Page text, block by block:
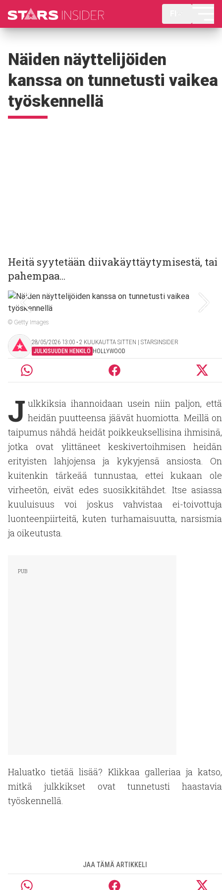
Näiden näyttelijöiden
kanssa on tunnetusti vaikea
työskennellä
Heitä syytetään diivakäyttäytymisestä, tai
pahempaa...
© Getty Images
28/05/2026 13:00 ‧ 2 KUUKAUTTA SITTEN | STARSINSIDER
JULKISUUDEN HENKILÖ HOLLYWOOD
J ulkkiksia ihannoidaan usein niin paljon, että
heidän puutteensa jäävät huomiotta. Meillä on
taipumus nähdä heidät poikkeuksellisina ihmisinä,
jotka ovat ylittäneet keskivertoihmisen heidän
erityisten lahjojensa ja kykyjensä ansiosta. On
kuitenkin tärkeää tunnustaa, ettei kukaan ole
virheetön, eivät edes suosikkitähdet. Itse asiassa
kuuluisuus voi joskus vahvistaa ei-toivottuja
luonteenpiirteitä, kuten turhamaisuutta, narsismia
ja oikeutusta.
Haluatko tietää lisää? Klikkaa galleriaa ja katso,
mitkä julkkikset ovat tunnetusti haastavia
työskennellä.
JAA TÄMÄ ARTIKKELI